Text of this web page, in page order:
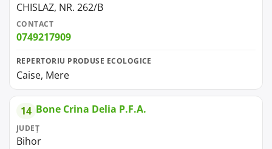
CHISLAZ, NR. 262/B
CONTACT
0749217909
REPERTORIU PRODUSE ECOLOGICE
Caise, Mere
14 Bone Crina Delia P.F.A.
JUDEȚ
Bihor